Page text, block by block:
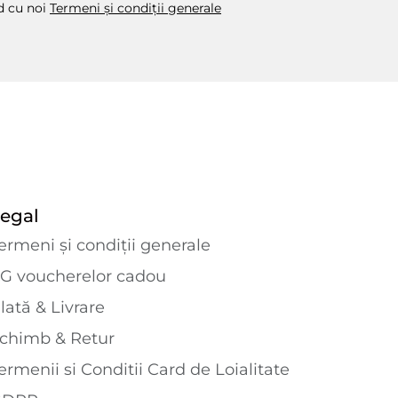
cu noi Termeni și condiții generale
și condiții generale
voucherelor cadou
& Livrare
& Retur
si Conditii Card de Loialitate